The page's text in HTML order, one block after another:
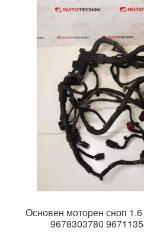
Основен моторен сноп
9678303780